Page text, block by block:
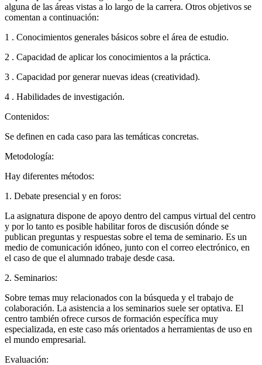
alguna de las áreas vistas a lo largo de la carrera. Otros objetivos se
comentan a continuación:
1 . Conocimientos generales básicos sobre el área de estudio.
2 . Capacidad de aplicar los conocimientos a la práctica.
3 . Capacidad por generar nuevas ideas (creatividad).
4 . Habilidades de investigación.
Contenidos:
Se definen en cada caso para las temáticas concretas.
Metodología:
Hay diferentes métodos:
1. Debate presencial y en foros:
La asignatura dispone de apoyo dentro del campus virtual del centro
y por lo tanto es posible habilitar foros de discusión dónde se
publican preguntas y respuestas sobre el tema de seminario. Es un
medio de comunicación idóneo, junto con el correo electrónico, en
el caso de que el alumnado trabaje desde casa.
2. Seminarios:
Sobre temas muy relacionados con la búsqueda y el trabajo de
colaboración. La asistencia a los seminarios suele ser optativa. El
centro también ofrece cursos de formación específica muy
especializada, en este caso más orientados a herramientas de uso en
el mundo empresarial.
Evaluación: